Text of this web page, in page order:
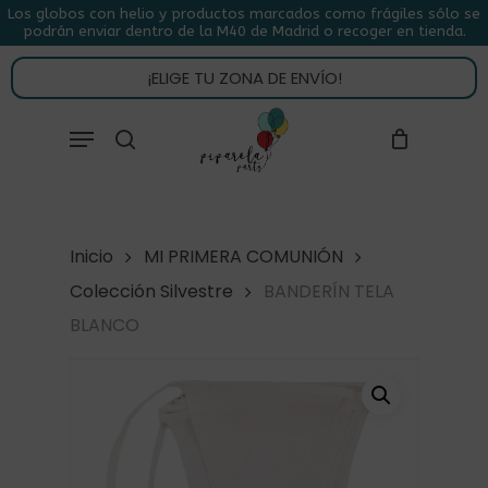
Skip
to
main
content
Los globos con helio y productos marcados como frágiles sólo se
podrán enviar dentro de la M40 de Madrid o recoger en tienda.
¡ELIGE TU ZONA DE ENVÍO!
Menu
CARRITO CLOSE
CART
Inicio
MI PRIMERA COMUNIÓN
Colección Silvestre
BANDERÍN TELA
BLANCO
Menu